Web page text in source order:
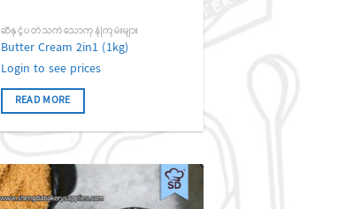
ဆီနှင့်ပတ်သက်သောကုန်ကြမ်းများ
Butter Cream 2in1 (1kg)
Login to see prices
READ MORE